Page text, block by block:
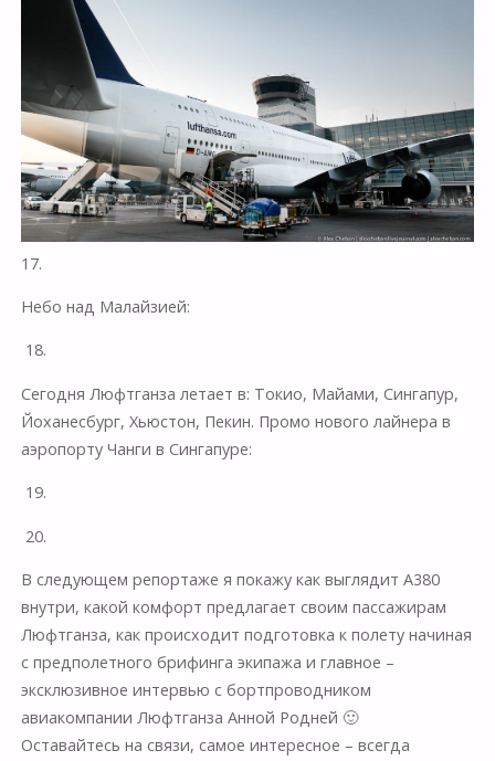
17.
Небо над Малайзией:
18.
Сегодня Люфтганза летает в: Токио, Майами, Сингапур,
Йоханесбург, Хьюстон, Пекин. Промо нового лайнера в
аэропорту Чанги в Сингапуре:
19.
20.
В следующем репортаже я покажу как выглядит А380
внутри, какой комфорт предлагает своим пассажирам
Люфтганза, как происходит подготовка к полету начиная
с предполетного брифинга экипажа и главное –
эксклюзивное интервью с бортпроводником
авиакомпании Люфтганза Анной Родней 🙂
Оставайтесь на связи, самое интересное – всегда